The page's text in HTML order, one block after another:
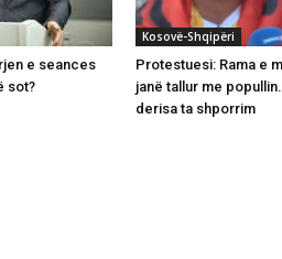
e seances
sot?
Kosovë-Shqipëri
Protestuesi: Rama e
janë tallur me
derisa ta shporrim